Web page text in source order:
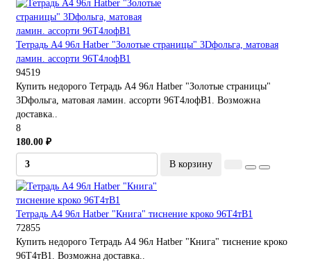
Тетрадь А4 96л Hatber "Золотые страницы" 3Dфольга, матовая
ламин. ассорти 96Т4лофВ1
94519
Купить недорого Тетрадь А4 96л Hatber "Золотые страницы"
3Dфольга, матовая ламин. ассорти 96Т4лофВ1. Возможна
доставка..
8
180.00 ₽
В корзину
Тетрадь А4 96л Hatber "Книга" тиснение кроко 96Т4тВ1
72855
Купить недорого Тетрадь А4 96л Hatber "Книга" тиснение кроко
96Т4тВ1. Возможна доставка..